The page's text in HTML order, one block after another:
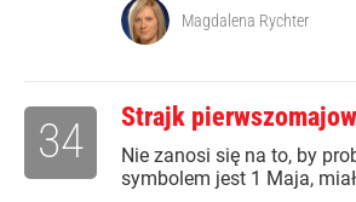
Magdalena Rychter
Strajk
Nie zanosi się na to, by
symbolem jest 1 Maja,
34